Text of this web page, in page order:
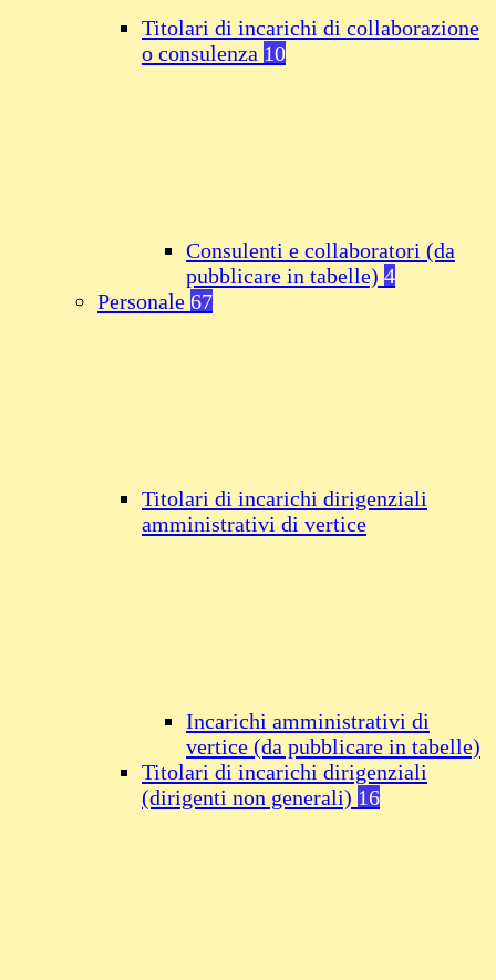
Titolari di incarichi di collaborazione
o consulenza 10
Consulenti e collaboratori (da
pubblicare in tabelle) 4
Personale 67
Titolari di incarichi dirigenziali
amministrativi di vertice
Incarichi amministrativi di
vertice (da pubblicare in tabelle)
Titolari di incarichi dirigenziali
(dirigenti non generali) 16